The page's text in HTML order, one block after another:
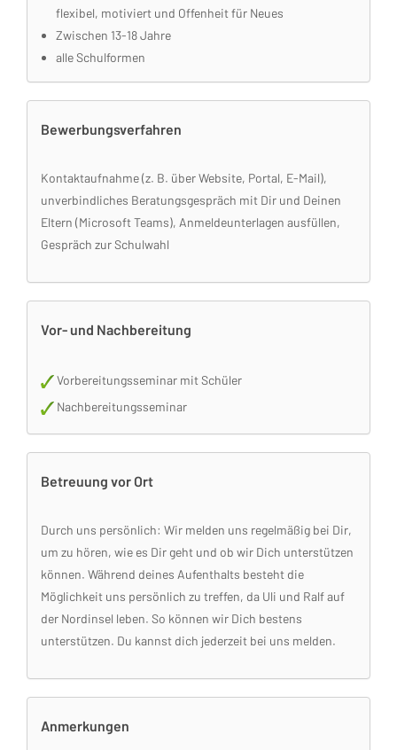
flexibel, motiviert und Offenheit für Neues
Zwischen 13-18 Jahre
alle Schulformen
Bewerbungsverfahren
Kontaktaufnahme (z. B. über Website, Portal, E-Mail),
unverbindliches Beratungsgespräch mit Dir und Deinen
Eltern (Microsoft Teams), Anmeldeunterlagen ausfüllen,
Gespräch zur Schulwahl
Vor- und Nachbereitung
Vorbereitungsseminar mit Schüler
Nachbereitungsseminar
Betreuung vor Ort
Durch uns persönlich: Wir melden uns regelmäßig bei Dir,
um zu hören, wie es Dir geht und ob wir Dich unterstützen
können. Während deines Aufenthalts besteht die
Möglichkeit uns persönlich zu treffen, da Uli und Ralf auf
der Nordinsel leben. So können wir Dich bestens
unterstützen. Du kannst dich jederzeit bei uns melden.
Anmerkungen